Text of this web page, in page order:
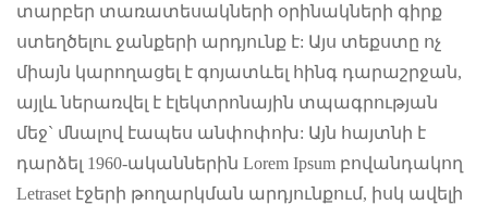
տարբեր տառատեսակների օրինակների գիրք
ստեղծելու ջանքերի արդյունք է: Այս տեքստը ոչ
միայն կարողացել է գոյատևել հինգ դարաշրջան,
այլև ներառվել է էլեկտրոնային տպագրության
մեջ` մնալով էապես անփոփոխ: Այն հայտնի է
դարձել 1960-ականներին Lorem Ipsum բովանդակող
Letraset էջերի թողարկման արդյունքում, իսկ ավելի